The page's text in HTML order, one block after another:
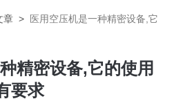
章 > 医用空压机是一种精密设备,它
精密设备,它的使用
要求